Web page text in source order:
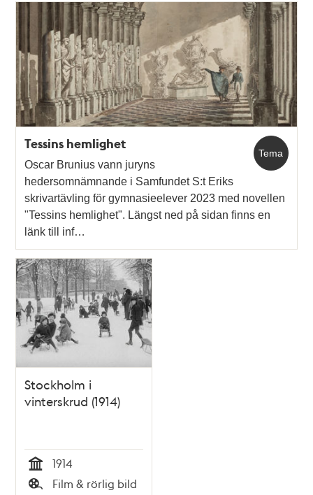
Tema
Tessins hemlighet
Oscar Brunius vann juryns
hedersomnämnande i Samfundet S:t Eriks
skrivartävling för gymnasieelever 2023 med novellen
"Tessins hemlighet". Längst ned på sidan finns en
länk till inf…
Stockholm i
vinterskrud (1914)
Tid
1914
Film & rörlig bild